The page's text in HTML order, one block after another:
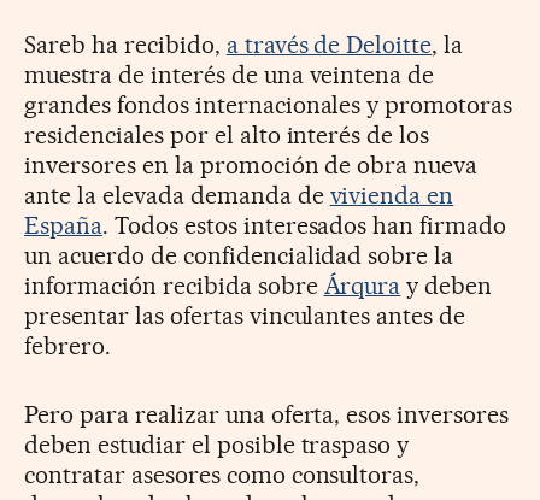
Sareb ha recibido, a través de Deloitte, la
muestra de interés de una veintena de
grandes fondos internacionales y promotoras
residenciales por el alto interés de los
inversores en la promoción de obra nueva
ante la elevada demanda de vivienda en
España. Todos estos interesados han firmado
un acuerdo de confidencialidad sobre la
información recibida sobre Árqura y deben
presentar las ofertas vinculantes antes de
febrero.
Pero para realizar una oferta, esos inversores
deben estudiar el posible traspaso y
contratar asesores como consultoras,